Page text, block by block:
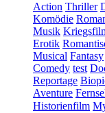
Action Thriller
Komödie
Musik
Erotik
Musical Fantasy
Comedy test
Reportage
Aventure
Historienfilm